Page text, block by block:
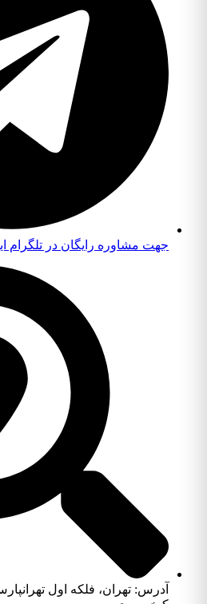
جهت مشاوره رایگان در تلگرام
آدرس: تهران، فلکه اول تهرانپارس،